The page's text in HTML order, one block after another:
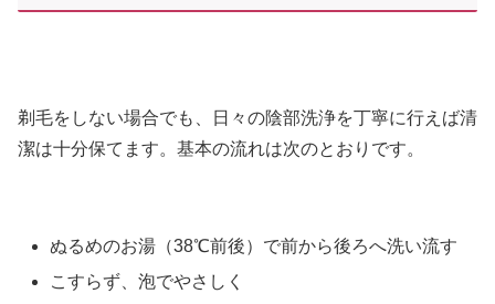
剃毛をしない場合でも、日々の陰部洗浄を丁寧に行えば清
潔は十分保てます。基本の流れは次のとおりです。
ぬるめのお湯（38℃前後）で前から後ろへ洗い流す
こすらず、泡でやさしく